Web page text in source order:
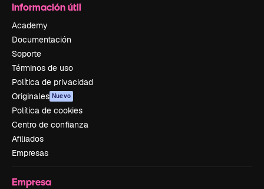
Información útil
Academy
Documentación
Soporte
Términos de uso
Política de privacidad
Originales Nuevo
Política de cookies
Centro de confianza
Afiliados
Empresas
Empresa